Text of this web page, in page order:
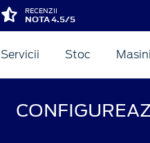
RECENZII
NOTA 4.5/5
Servicii Stoc